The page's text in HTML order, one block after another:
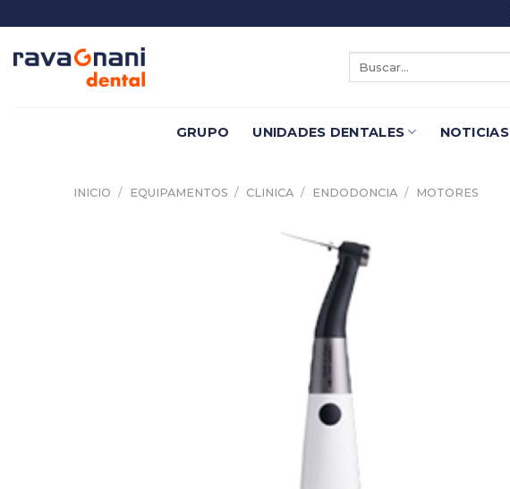
al
contenido
GRUPO UNIDADES DENTALES NOTICIAS
INICIO / EQUIPAMENTOS / CLINICA / ENDODONCIA / MOTORES